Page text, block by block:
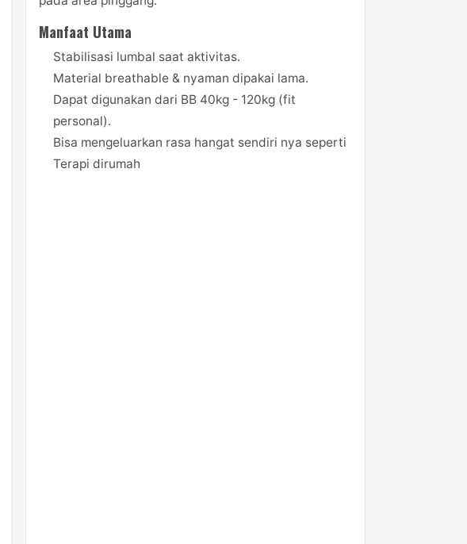
Manfaat Utama
Stabilisasi lumbal saat aktivitas.
Material breathable & nyaman dipakai lama.
Dapat digunakan dari BB 40kg - 120kg (fit
personal).
Bisa mengeluarkan rasa hangat sendiri nya seperti
Terapi dirumah